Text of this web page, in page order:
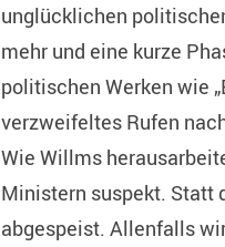
unglücklichen
mehr und eine kurze
politischen Werken wie
verzweifeltes Rufen
Wie Willms
Ministern suspekt. Statt
abgespeist. Allenfalls